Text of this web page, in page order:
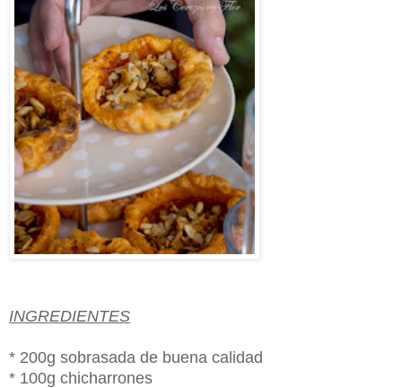
INGREDIENTES
* 200g sobrasada de buena calidad
* 100g chicharrones